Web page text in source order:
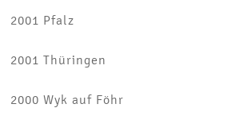
2001 Pfalz
2001 Thüringen
2000 Wyk auf Föhr